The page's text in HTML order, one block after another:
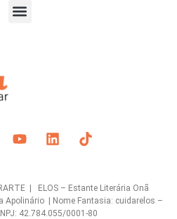
| ELOS – Estante Literária Onã
Apolinário | Nome Fantasia: cuidarelos –
42.784.055/0001-80